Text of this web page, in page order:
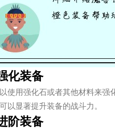
化装备
使用强化石或者其他材料来强
以显著提升装备的战斗力。
阶装备